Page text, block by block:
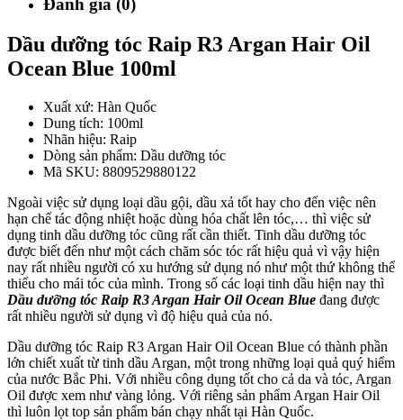
Đánh giá (0)
Dầu dưỡng tóc Raip R3 Argan Hair Oil
Ocean Blue 100ml
Xuất xứ: Hàn Quốc
Dung tích: 100ml
Nhãn hiệu: Raip
Dòng sản phẩm: Dầu dưỡng tóc
Mã SKU: 8809529880122
Ngoài việc sử dụng loại dầu gội, dầu xả tốt hay cho đến việc nên
hạn chế tác động nhiệt hoặc dùng hóa chất lên tóc,… thì việc sử
dụng tinh dầu dưỡng tóc cũng rất cần thiết. Tinh dầu dưỡng tóc
được biết đến như một cách chăm sóc tóc rất hiệu quả vì vậy hiện
nay rất nhiều người có xu hướng sử dụng nó như một thứ không thể
thiếu cho mái tóc của mình. Trong số các loại tinh dầu hiện nay thì
Dầu dưỡng tóc Raip R3 Argan Hair Oil Ocean Blue đang được
rất nhiều người sử dụng vì độ hiệu quả của nó.
Dầu dưỡng tóc Raip R3 Argan Hair Oil Ocean Blue có thành phần
lớn chiết xuất từ tinh dầu Argan, một trong những loại quả quý hiểm
của nước Bắc Phi. Với nhiều công dụng tốt cho cả da và tóc, Argan
Oil được xem như vàng lỏng. Với riêng sản phẩm Argan Hair Oil
thì luôn lọt top sản phẩm bán chạy nhất tại Hàn Quốc.